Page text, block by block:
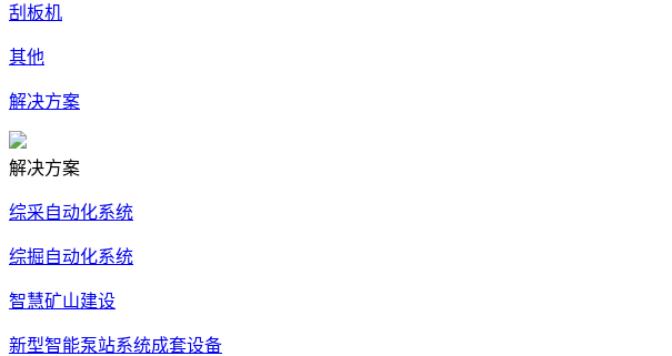
刮板机
其他
解决方案
解决方案
综采自动化系统
综掘自动化系统
智慧矿山建设
新型智能泵站系统成套设备